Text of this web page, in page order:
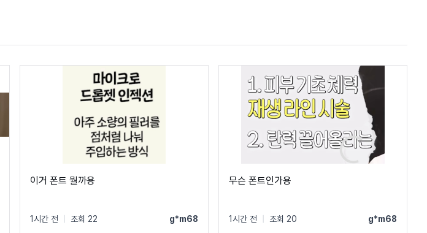
이거 폰트 뭘까용
1시간 전 조회 22 g*m68
무슨 폰트인가용
1시간 전 조회 20 g*m68